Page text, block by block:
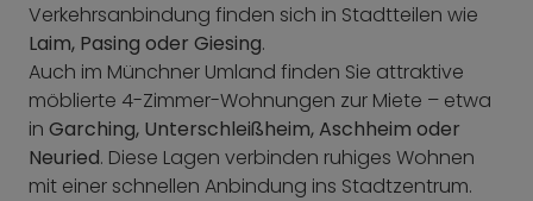
Verkehrsanbindung finden sich in Stadtteilen wie
Laim, Pasing oder Giesing.
Auch im Münchner Umland finden Sie attraktive
möblierte 4-Zimmer-Wohnungen zur Miete – etwa
in Garching, Unterschleißheim, Aschheim oder
Neuried. Diese Lagen verbinden ruhiges Wohnen
mit einer schnellen Anbindung ins Stadtzentrum.